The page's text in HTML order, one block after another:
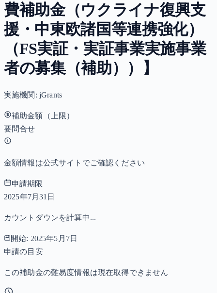
費補助金（ウクライナ復興支
援・中東欧諸国等連携強化）
（FS実証・実証事業実施事業
者の募集（補助））】
実施機関: jGrants
補助金額（上限）
要問合せ
金額情報は公式サイトでご確認ください
申請期限
2025年7月31日
カウントダウンを計算中...
開始: 2025年5月7日
申請の目安
この補助金の難易度情報は現在取得できません